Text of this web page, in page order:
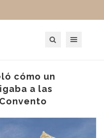
cómo un
a las